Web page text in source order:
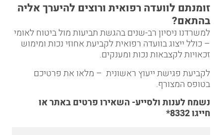
זומנתם לוועדה רפואית ורוצים להיערך אליה
בהתאם?
למשרדנו ניסיון רב-שנים בהגשת תביעות מול ביטוח לאומי
– כולל ייצוג בוועדה רפואית לקביעת אחוזי נכות ומימוש
זכאויות לקצבאות נכות ומענקים.
לקביעת פגישת ייעוץ ראשונית – מלאו את פרטיכם
בטופס המצורף.
נשמח לענות ולסייע- השאירו פרטים באתראו
חייגו8332*